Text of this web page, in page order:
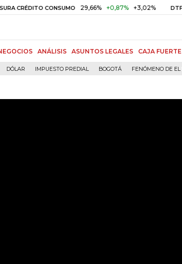
CONSUMO 29,66% +0,87% +3,02% DTF
ANÁLISIS ASUNTOS LEGALES CAJA FUERTE
DÓLAR IMPUESTO PREDIAL BOGOTÁ FENÓMENO DE